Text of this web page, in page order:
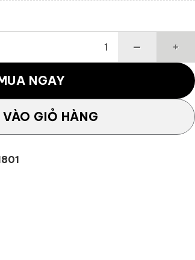
Cover Hàng Không Nam TAYLORMADE
VÀO GIỎ HÀNG
NGAY